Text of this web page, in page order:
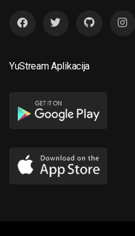
YuStream Aplikacija